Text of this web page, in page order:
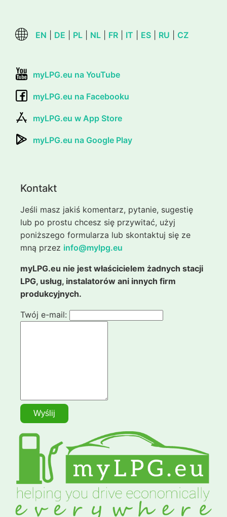
EN DE PL NL FR IT ES RU CZ
myLPG.eu na YouTube
myLPG.eu na Facebooku
myLPG.eu w App Store
myLPG.eu na Google Play
Kontakt
Jeśli masz jakiś komentarz, pytanie, sugestię
lub po prostu chcesz się przywitać, użyj
poniższego formularza lub skontaktuj się ze
mną przez info@mylpg.eu
myLPG.eu nie jest właścicielem żadnych stacji
LPG, usług, instalatorów ani innych firm
produkcyjnych.
Twój e-mail: